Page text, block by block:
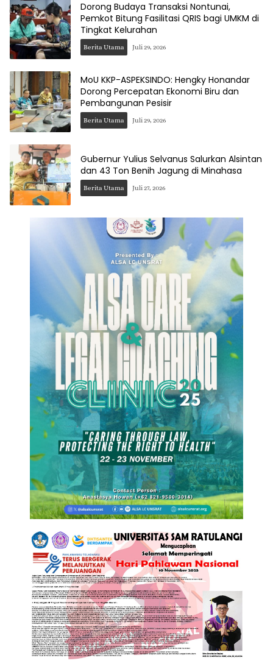
Dorong Budaya Transaksi Nontunai,
Pemkot Bitung Fasilitasi QRIS bagi UMKM di
Tingkat Kelurahan
Berita Utama Juli 29, 2026
MoU KKP-ASPEKSINDO: Hengky Honandar
Dorong Percepatan Ekonomi Biru dan
Pembangunan Pesisir
Berita Utama Juli 29, 2026
Gubernur Yulius Selvanus Salurkan Alsintan
dan 43 Ton Benih Jagung di Minahasa
Berita Utama Juli 27, 2026